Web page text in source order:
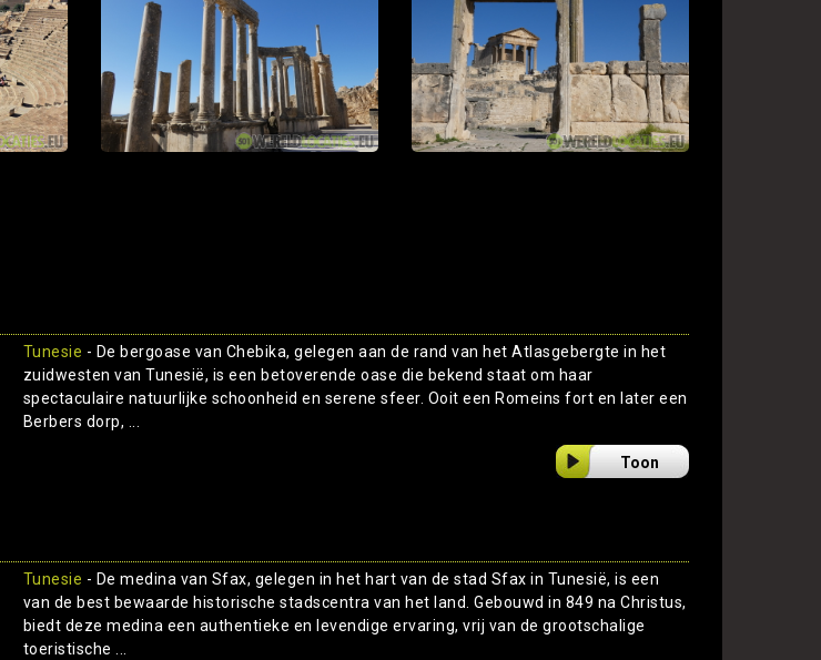
Tunesie - De bergoase van Chebika, gelegen aan de rand van het Atlasgebergte in het
zuidwesten van Tunesië, is een betoverende oase die bekend staat om haar
spectaculaire natuurlijke schoonheid en serene sfeer. Ooit een Romeins fort en later een
Berbers dorp, ...
Toon
Tunesie - De medina van Sfax, gelegen in het hart van de stad Sfax in Tunesië, is een
van de best bewaarde historische stadscentra van het land. Gebouwd in 849 na Christus,
biedt deze medina een authentieke en levendige ervaring, vrij van de grootschalige
toeristische ...